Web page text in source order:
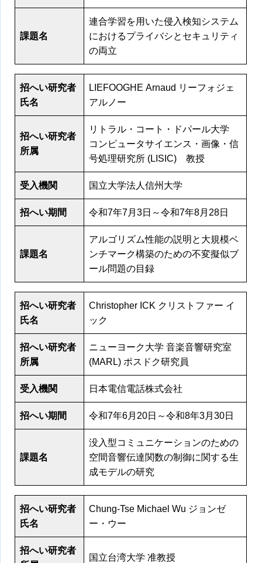
課題名
連合学習を用いた侵入検知システム
におけるプライバシとセキュリティ
の両立
招へい研究者
氏名
LIEFOOGHE Arnaud リーフォジェ
アルノー
招へい研究者
所属
リトラル・コート・ドパール大学
コンピュータサイエンス・画像・信
号処理研究所 (LISIC) 教授
受入機関 国立大学法人信州大学
招へい期間 令和7年7月3日～令和7年8月28日
課題名
アルゴリズム性能の説明と大規模ベ
ンチマーク構築のための不変擬似ブ
ール問題の目録
招へい研究者
氏名
Christopher ICK クリストファー イ
ック
招へい研究者
所属
ニューヨーク大学 音楽音響研究室
(MARL) ポスドク研究員
受入機関 日本電信電話株式会社
招へい期間 令和7年6月20日～令和8年3月30日
課題名
没入型コミュニケーションのための
空間音響伝達関数の制御に関する生
成モデルの研究
招へい研究者
氏名
Chung-Tse Michael Wu ジョンゼ
ー・ウー
招へい研究者
国立台湾大学 准教授